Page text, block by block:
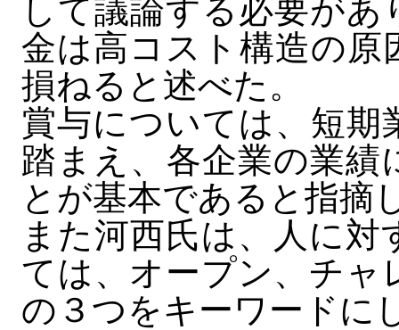
して議論する必要が
金は高コスト構造の原
損ねると述べた。
賞与については、短
踏まえ、各企業の業
とが基本であると指摘
また河西氏は、人に
ては、オープン、チャ
の３つをキーワードに